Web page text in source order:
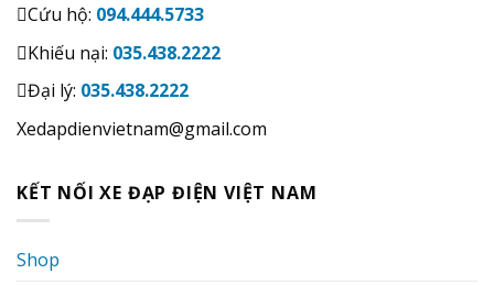
Cứu hộ: 094.444.5733
Khiếu nại: 035.438.2222
Đại lý: 035.438.2222
Xedapdienvietnam@gmail.com
KẾT NỐI XE ĐẠP ĐIỆN VIỆT NAM
Shop